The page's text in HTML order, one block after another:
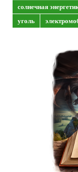
солнечная
уголь